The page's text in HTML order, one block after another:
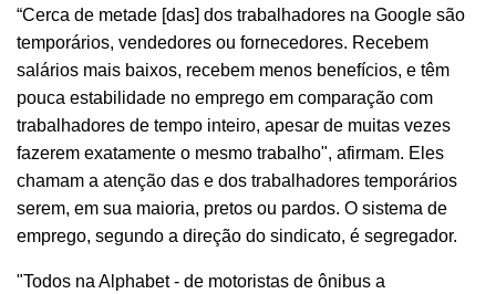
“Cerca de metade [das] dos trabalhadores na Google são
temporários, vendedores ou fornecedores. Recebem
salários mais baixos, recebem menos benefícios, e têm
pouca estabilidade no emprego em comparação com
trabalhadores de tempo inteiro, apesar de muitas vezes
fazerem exatamente o mesmo trabalho", afirmam. Eles
chamam a atenção das e dos trabalhadores temporários
serem, em sua maioria, pretos ou pardos. O sistema de
emprego, segundo a direção do sindicato, é segregador.
"Todos na Alphabet - de motoristas de ônibus a